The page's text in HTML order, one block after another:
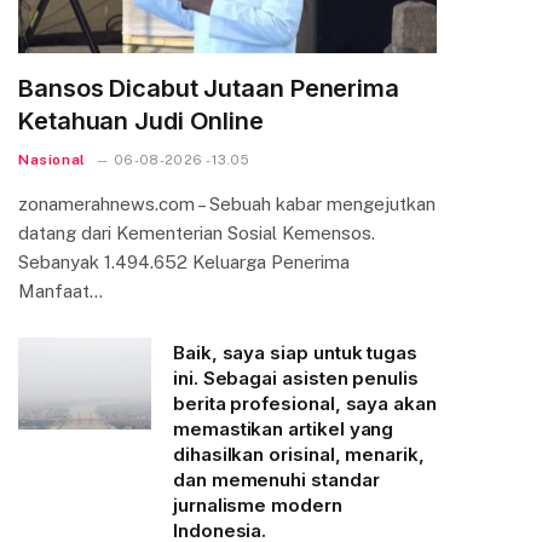
Bansos Dicabut Jutaan Penerima
Ketahuan Judi Online
Nasional 06-08-2026 - 13.05
zonamerahnews.com – Sebuah kabar mengejutkan
datang dari Kementerian Sosial Kemensos.
Sebanyak 1.494.652 Keluarga Penerima
Manfaat…
Baik, saya siap untuk tugas
ini. Sebagai asisten penulis
berita profesional, saya akan
memastikan artikel yang
dihasilkan orisinal, menarik,
dan memenuhi standar
jurnalisme modern
Indonesia.